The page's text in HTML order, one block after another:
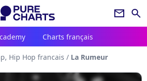
newsletter search
Charts français
Hip Hop francais / La Rumeur